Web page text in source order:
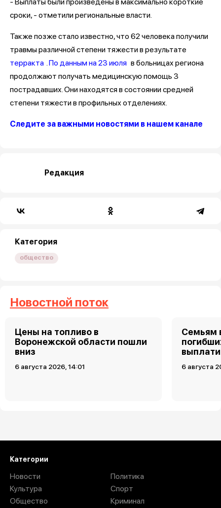
сроки, - отметили региональные власти.
Также позже стало известно, что 62 человека получили
травмы различной степени тяжести в результате
терракта По данным на 23 июля в больницах региона
продолжают получать медицинскую помощь 3
пострадавших. Они находятся в состоянии средней
степени тяжести в профильных отделениях.
Следите за важными новостями в нашем канале
Редакция
Категория
общество
Новостной поток
Цены на топливо в
Воронежской области пошли
вниз
6 августа 2026, 14:01
Семьям
6 августа
Категории
Новости
Культура
Общество
Политика
Спорт
Криминал